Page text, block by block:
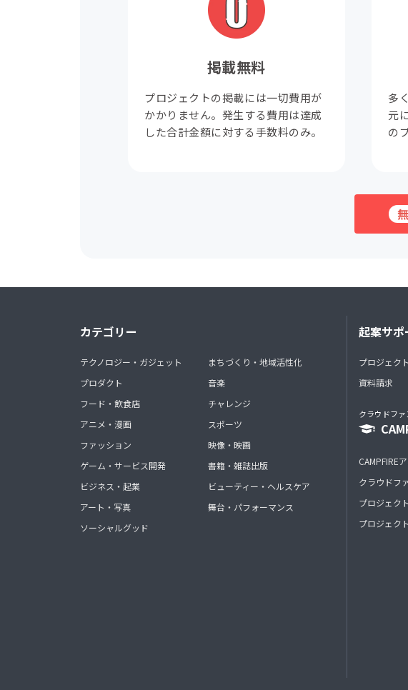
掲載無料
プロジェクトの掲載には一切費用が
かかりません。発生する費用は達成
した合計金額に対する手数料のみ。
多
元
の
カテゴリー
テクノロジー・ガジェット
プロダクト
フード・飲食店
アニメ・漫画
ファッション
ゲーム・サービス開発
ビジネス・起業
アート・写真
ソーシャルグッド
まちづくり・地域活性化
音楽
チャレンジ
スポーツ
映像・映画
書籍・雑誌出版
ビューティー・ヘルスケア
舞台・パフォーマンス
起案サポ
プロジェク
資料請求
クラウドフ
CAMPFIRE
クラウドフ
プロジェク
プロジェク